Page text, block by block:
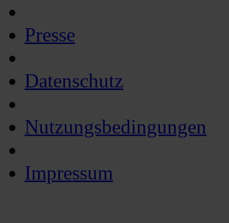
Presse
Datenschutz
Nutzungsbedingungen
Impressum